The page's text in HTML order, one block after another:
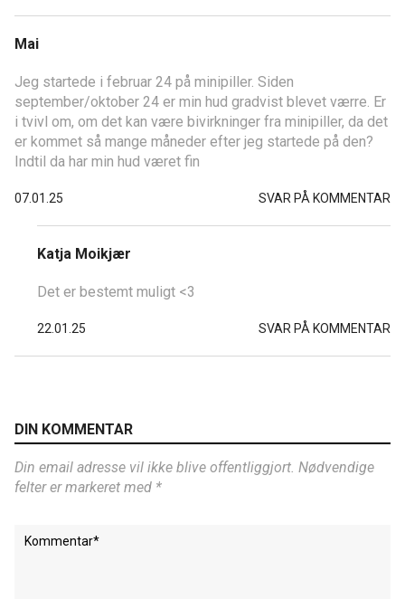
Mai
Jeg startede i februar 24 på minipiller. Siden
september/oktober 24 er min hud gradvist blevet værre. Er
i tvivl om, om det kan være bivirkninger fra minipiller, da det
er kommet så mange måneder efter jeg startede på den?
Indtil da har min hud været fin
07.01.25 SVAR PÅ KOMMENTAR
Katja Moikjær
Det er bestemt muligt <3
22.01.25 SVAR PÅ KOMMENTAR
DIN KOMMENTAR
Din email adresse vil ikke blive offentliggjort. Nødvendige
felter er markeret med *